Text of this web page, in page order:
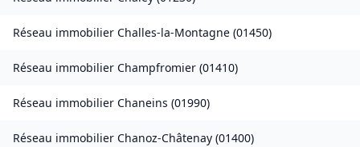
Réseau immobilier Challes-la-Montagne (01450)
Réseau immobilier Champfromier (01410)
Réseau immobilier Chaneins (01990)
Réseau immobilier Chanoz-Châtenay (01400)